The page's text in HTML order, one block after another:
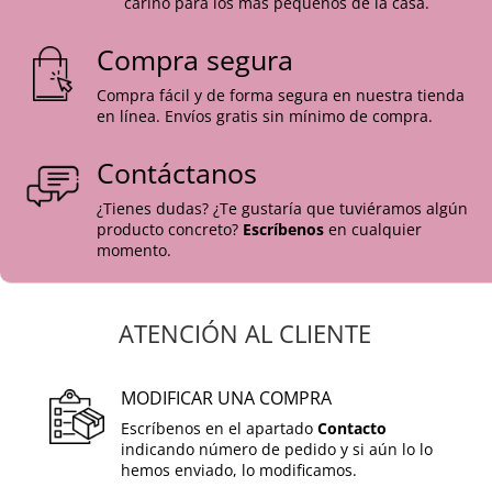
6 meses.
Gorro de lana gris marengo con borla –
cálido y suave. Talla 6 meses.
beige/marrón claro. Talla 6 meses.
corta. Talla 6 meses.
Chaqueta gris marengo con cuello
cerrado y cenefa blanca, detalles calados
Cesta de tela trenzada reutilizable.
(opcional).
Un conjunto práctico y combinable, ideal
para bebés de 6 meses y perfecto para
Compra segura
Compra fácil y de forma segura en nuestra tienda
en línea. Envíos gratis sin mínimo de compra.
Contáctanos
¿Tienes dudas? ¿Te gustaría que tuviéramos algún
producto concreto? Escríbenos en cualquier
momento.
ATENCIÓN AL CLIENTE
MODIFICAR UNA COMPRA
Escríbenos en el apartado Contacto
indicando número de pedido y si aún lo lo
hemos enviado, lo modificamos.